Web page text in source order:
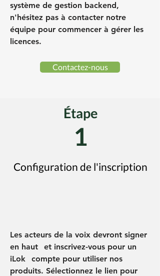
système de gestion backend,
n'hésitez pas à contacter notre
équipe pour commencer à gérer les
licences.
Contactez-nous
Étape
1
Configuration de l'inscription
Les acteurs de la voix devront signer
en haut
et inscrivez-vous pour un
iLok
compte pour utiliser nos
produits. Sélectionnez le lien pour